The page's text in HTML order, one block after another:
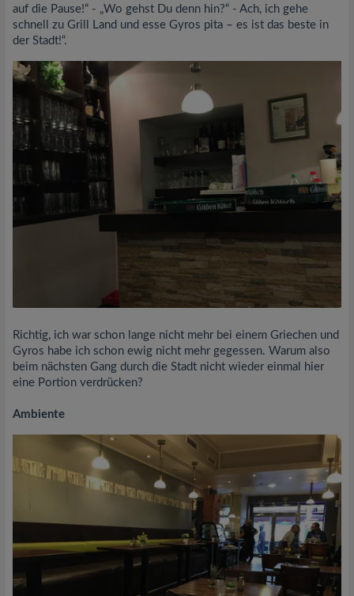
auf die Pause!“ - „Wo gehst Du denn hin?“ - Ach, ich gehe
schnell zu Grill Land und esse Gyros pita – es ist das beste in
der Stadt!“.
Richtig, ich war schon lange nicht mehr bei einem Griechen und
Gyros habe ich schon ewig nicht mehr gegessen. Warum also
beim nächsten Gang durch die Stadt nicht wieder einmal hier
eine Portion verdrücken?
Ambiente